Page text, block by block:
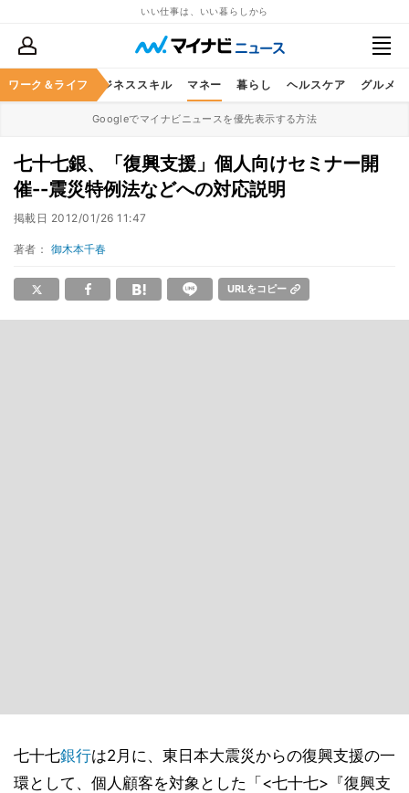
いい仕事は、いい暮らしから
ワーク＆ライフ
キャリア ビジネススキル マネー 暮らし ヘルスケア グルメ
Googleでマイナビニュースを優先表示する方法
七十七銀、「復興支援」個人向けセミナー開
催--震災特例法などへの対応説明
掲載日 2012/01/26 11:47
著者： 御木本千春
URLをコピー
七十七銀行は2月に、東日本大震災からの復興支援の一
環として、個人顧客を対象とした「<七十七>『復興支